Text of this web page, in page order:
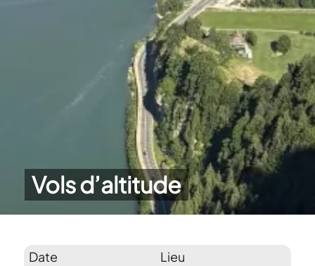
Vols d’altitude
Date Lieu